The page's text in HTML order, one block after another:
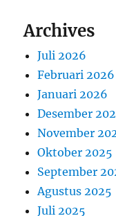
Archives
Juli 2026
Februari 2026
Januari 2026
Desember
November
Oktober 2025
September
Agustus 2025
Juli 2025